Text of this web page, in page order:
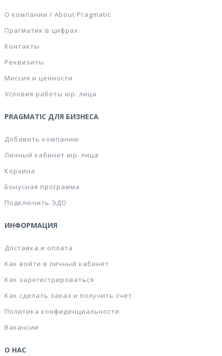
О компании / About Pragmatic
Прагматик в цифрах
Контакты
Реквизиты
Миссия и ценности
Условия работы юр. лица
PRAGMATIC ДЛЯ БИЗНЕСА
Добавить компанию
Личный кабинет юр. лица
Корзина
Бонусная программа
Подключить ЭДО
ИНФОРМАЦИЯ
Доставка и оплата
Как войти в личный кабинет
Как зарегистрироваться
Как сделать заказ и получить счет
Политика конфиденциальности
Вакансии
О НАС